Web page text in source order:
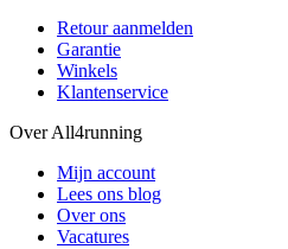
Retour aanmelden
Garantie
Winkels
Klantenservice
Over All4running
Mijn account
Lees ons blog
Over ons
Vacatures